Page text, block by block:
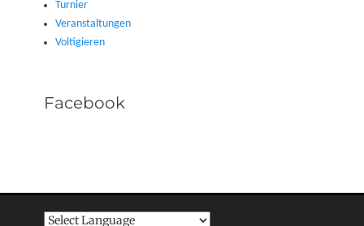
Turnier
Veranstaltungen
Voltigieren
Facebook